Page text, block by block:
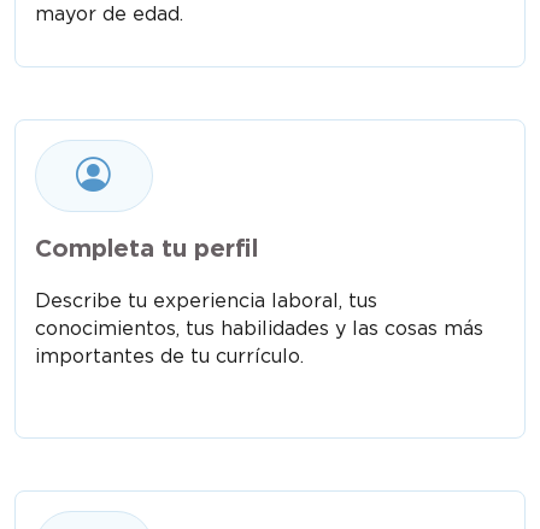
mayor de edad.
Completa tu perfil
Describe tu experiencia laboral, tus
conocimientos, tus habilidades y las cosas más
importantes de tu currículo.